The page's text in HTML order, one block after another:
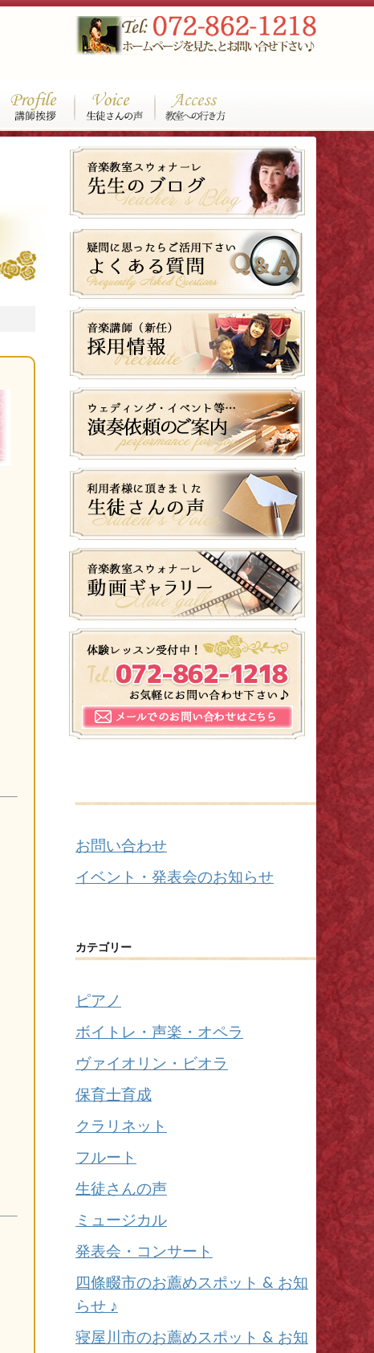
お問い合わせ
イベント・発表会のお知らせ
カテゴリー
ピアノ
ボイトレ・声楽・オペラ
ヴァイオリン・ビオラ
保育士育成
クラリネット
フルート
生徒さんの声
ミュージカル
発表会・コンサート
四條畷市のお薦めスポット & お知
らせ ♪
寝屋川市のお薦めスポット & お知